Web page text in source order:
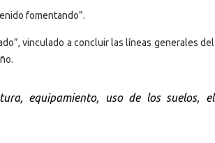
fomentando”.
vinculado a concluir las líneas generales del
equipamiento, uso de los suelos, el